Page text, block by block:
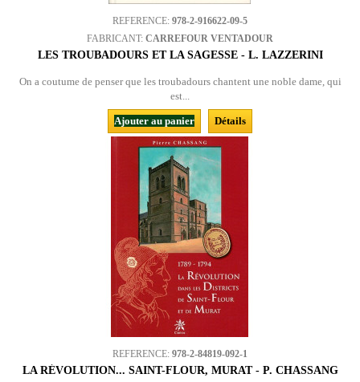
REFERENCE: 978-2-916622-09-5
FABRICANT: CARREFOUR VENTADOUR
LES TROUBADOURS ET LA SAGESSE - L. LAZZERINI
On a coutume de penser que les troubadours chantent une noble dame, qui
est...
Ajouter au panier Détails
REFERENCE: 978-2-84819-092-1
LA RÉVOLUTION... SAINT-FLOUR, MURAT - P. CHASSANG